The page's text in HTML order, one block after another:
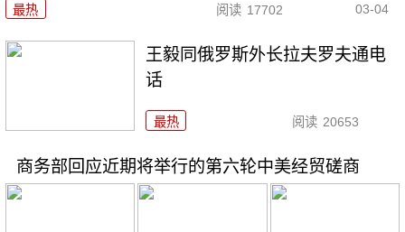
最热 阅读 17702 03-04
王毅同俄罗斯外长拉夫罗夫通电
话
最热 阅读 20653
商务部回应近期将举行的第六轮中美经贸磋商